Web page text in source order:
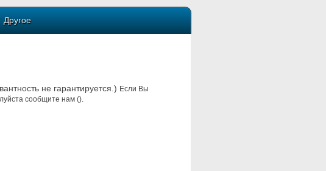
Другое
не гарантируется.) Если Вы
сообщите нам ().